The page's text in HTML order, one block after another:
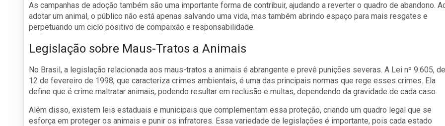
As campanhas de adoção também são uma importante forma de contribuir, ajudando a reverter o quadro de abandono.
adotar um animal, o público não está apenas salvando uma vida, mas também abrindo espaço para mais resgates e
perpetuando um ciclo positivo de compaixão e responsabilidade.
Legislação sobre Maus-Tratos a Animais
No Brasil, a legislação relacionada aos maus-tratos a animais é abrangente e prevê punições severas. A Lei nº 9.605, de
12 de fevereiro de 1998, que caracteriza crimes ambientais, é uma das principais normas que rege esses crimes. Ela
define que é crime maltratar animais, podendo resultar em reclusão e multas, dependendo da gravidade de cada caso.
Além disso, existem leis estaduais e municipais que complementam essa proteção, criando um quadro legal que se
esforça em proteger os animais e punir os infratores. Essa variedade de legislações é importante, pois cada estado